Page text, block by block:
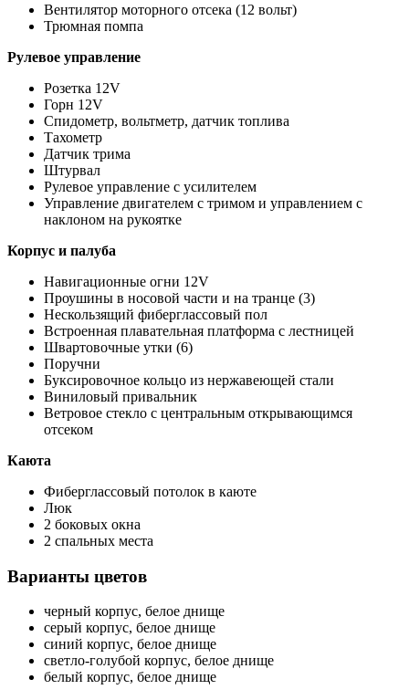
Вентилятор моторного отсека (12 вольт)
Трюмная помпа
Рулевое управление
Розетка 12V
Горн 12V
Спидометр, вольтметр, датчик топлива
Тахометр
Датчик трима
Штурвал
Рулевое управление с усилителем
Управление двигателем с тримом и управлением с
наклоном на рукоятке
Корпус и палуба
Навигационные огни 12V
Проушины в носовой части и на транце (3)
Нескользящий фиберглассовый пол
Встроенная плавательная платформа с лестницей
Швартовочные утки (6)
Поручни
Буксировочное кольцо из нержавеющей стали
Виниловый привальник
Ветровое стекло с центральным открывающимся
отсеком
Каюта
Фиберглассовый потолок в каюте
Люк
2 боковых окна
2 спальных места
Варианты цветов
черный корпус, белое днище
серый корпус, белое днище
синий корпус, белое днище
светло-голубой корпус, белое днище
белый корпус, белое днище